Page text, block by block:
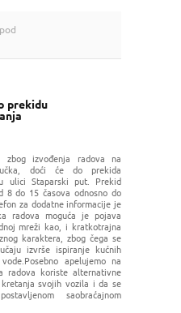
prekidu
zbog izvođenja radova na
doći će do prekida
ulici Staparski put. Prekid
8 do 15 časova odnosno do
za dodatne informacije je
radova moguća je pojava
mreži kao, i kratkotrajna
karaktera, zbog čega se
izvrše ispiranje kućnih
apelujemo na
radova koriste alternativne
svojih vozila i da se
saobraćajnom